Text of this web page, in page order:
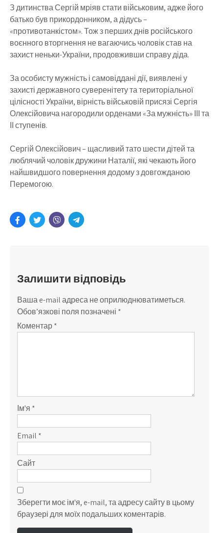
З дитинства Сергій мріяв стати військовим, адже його
батько був прикордонником, а дідусь –
«противотанкістом». Тож з перших днів російського
воєнного вторгнення не вагаючись чоловік став на
захист неньки-України, продовживши справу діда.
За особисту мужність і самовіддані дії, виявлені у
захисті державного суверенітету та територіальної
цілісності України, вірність військовій присязі Сергія
Олексійовича нагородили орденами «За мужність» ІІІ та
ІІ ступенів.
Сергій Олексійович – щасливий тато шести дітей та
люблячий чоловік дружини Наталії, які чекають його
найшвидшого повернення додому з довгожданою
Перемогою.
Залишити відповідь
Ваша e-mail адреса не оприлюднюватиметься.
Обов’язкові поля позначені *
Коментар*
Ім'я *
Email *
Сайт
Зберегти моє ім'я, e-mail, та адресу сайту в цьому
браузері для моїх подальших коментарів.